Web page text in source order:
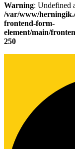
Warning: Undefined
/var/www/
frontend-form-
element/main/
250